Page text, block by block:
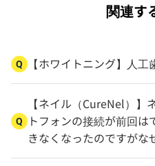
関連す
Q 【ホワイトニング】人
Q
【ネイル（CureNel）】
トフォンの接続が前回
きなくなったのですが